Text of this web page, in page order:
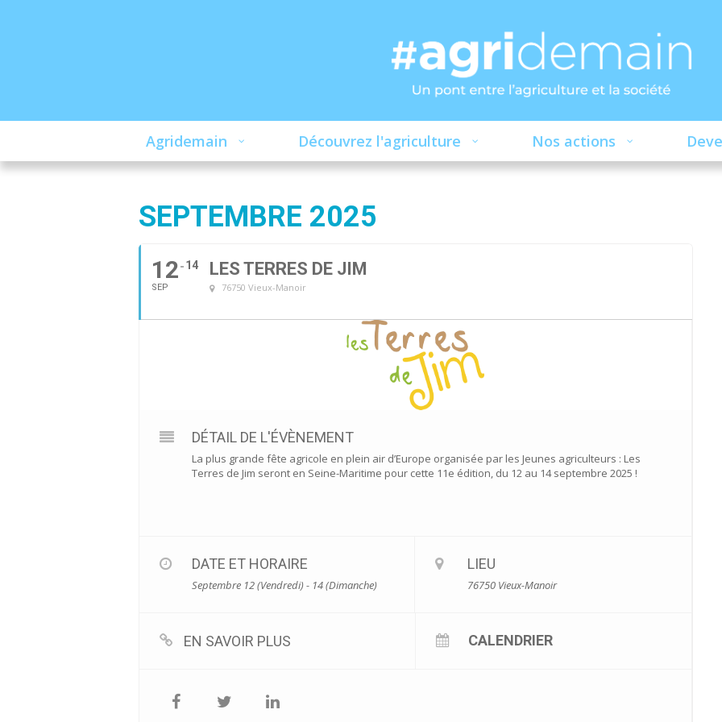
Agridemain Découvrez l'agriculture Nos actions
SEPTEMBRE 2025
12
SEP
14 LES TERRES DE JIM
76750 Vieux-Manoir
DÉTAIL DE L'ÉVÈNEMENT
La plus grande fête agricole en plein air d’Europe organisée par les Jeunes agriculteurs : Les
Terres de Jim seront en Seine-Maritime pour cette 11e édition, du 12 au 14 septembre 2025 !
DATE ET HORAIRE
Septembre 12 (Vendredi) - 14 (Dimanche)
LIEU
76750 Vieux-Manoir
EN SAVOIR PLUS CALENDRIER